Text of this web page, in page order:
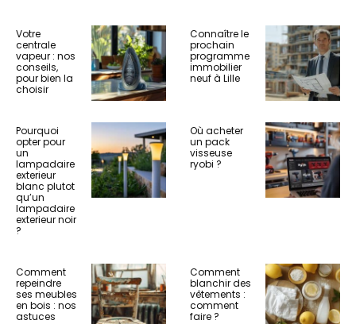
Votre
centrale
vapeur : nos
conseils,
pour bien la
choisir
Connaître le
prochain
programme
immobilier
neuf à Lille
Pourquoi
opter pour
un
lampadaire
exterieur
blanc plutot
qu’un
lampadaire
exterieur noir
?
Où acheter
un pack
visseuse
ryobi ?
Comment
repeindre
ses meubles
en bois : nos
astuces
Comment
blanchir des
vêtements :
comment
faire ?